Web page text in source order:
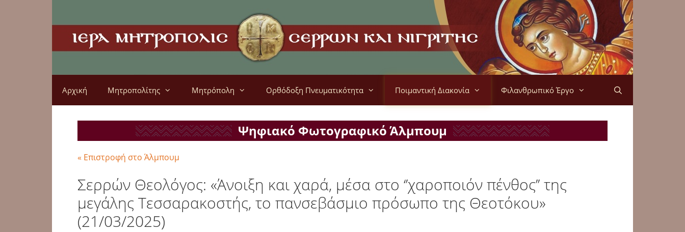
Αρχική Μητροπολίτης Μητρόπολη Ορθόδοξη Πνευματικότητα Ποιμαντική Διακονία Φιλανθρωπικό Έργο
Ψηφιακό Φωτογραφικό Άλμπουμ
« Επιστροφή στο Άλμπουμ
Σερρών Θεολόγος: «Άνοιξη και χαρά, μέσα στο ‘’χαροποιόν πένθος’’ της
μεγάλης Τεσσαρακοστής, το πανσεβάσμιο πρόσωπο της Θεοτόκου»
(21/03/2025)